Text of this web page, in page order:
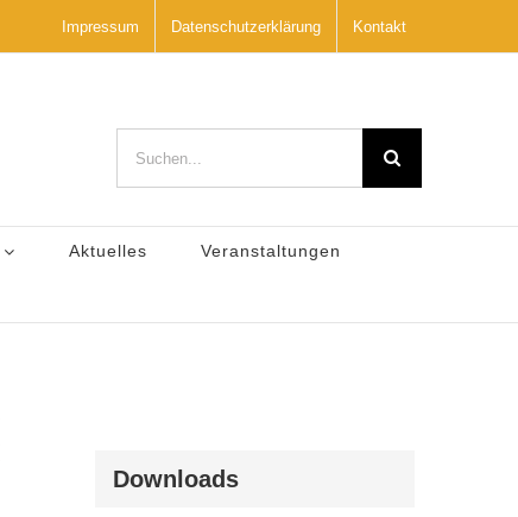
Impressum Datenschutzerklärung Kontakt
nach:
Aktuelles Veranstaltungen
Downloads